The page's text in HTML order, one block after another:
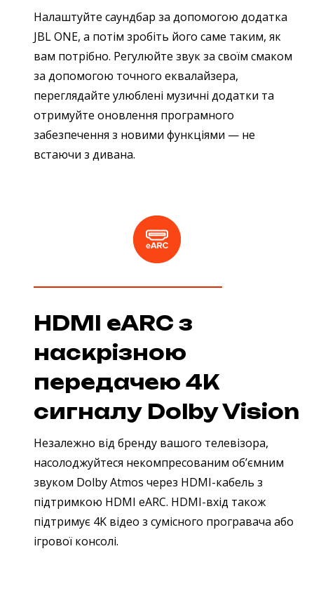
Налаштуйте саундбар за допомогою додатка
JBL ONE, а потім зробіть його саме таким, як
вам потрібно. Регулюйте звук за своїм смаком
за допомогою точного еквалайзера,
переглядайте улюблені музичні додатки та
отримуйте оновлення програмного
забезпечення з новими функціями — не
встаючи з дивана.
HDMI eARC з
наскрізною
передачею 4K
сигналу Dolby Vision
Незалежно від бренду вашого телевізора,
насолоджуйтеся некомпресованим об’ємним
звуком Dolby Atmos через HDMI-кабель з
підтримкою HDMI eARC. HDMI-вхід також
підтримує 4K відео з сумісного програвача або
ігрової консолі.